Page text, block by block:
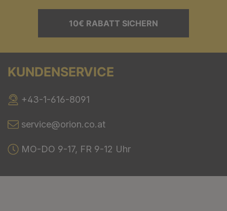
10€ RABATT SICHERN
KUNDENSERVICE
+43-1-616-8091
service@orion.co.at
MO-DO 9-17, FR 9-12 Uhr